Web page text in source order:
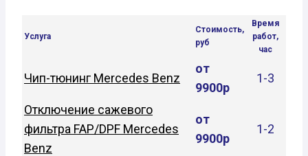
Услуга
Стоимость,
руб
Время
работ,
час
Чип-тюнинг Mercedes Benz
от
9900р
1-3
Отключение сажевого
фильтра FAP/DPF Mercedes
Benz
от
9900р
1-2